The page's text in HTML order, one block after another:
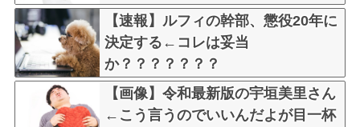
【速報】ルフィの幹部、懲役20年に
決定する←コレは妥当
か？？？？？？？
【画像】令和最新版の宇垣美里さん
←こう言うのでいいんだよが目一杯